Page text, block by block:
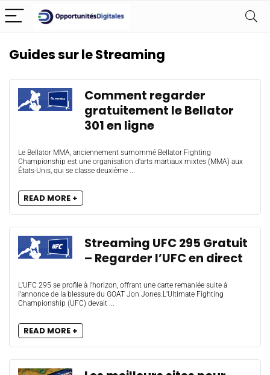
Guides sur le Streaming
Comment regarder
gratuitement le Bellator
301 en ligne
Le Bellator MMA, anciennement surnommé Bellator Fighting
Championship est une organisation d'arts martiaux mixtes (MMA) aux
États-Unis, qui se classe deuxième ...
READ MORE +
Streaming UFC 295 Gratuit
– Regarder l’UFC en direct
L'UFC 295 se profile à l'horizon, offrant une carte remaniée suite à
l'annonce de la blessure du GOAT Jon Jones.L'Ultimate Fighting
Championship (UFC) devait ...
READ MORE +